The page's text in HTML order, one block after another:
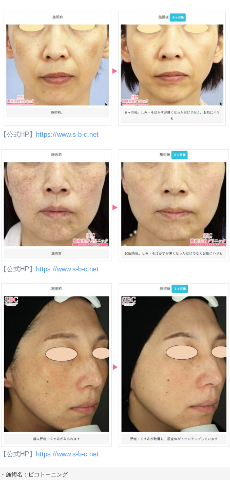
Googleマップ口コミ
女性
Googleマップ口コミ
女性
Googleマップ口コミ
【公式HP】 https://www.s-b-c.net
【公式HP】 https://www.s-b-c.net
【公式HP】 https://www.s-b-c.net
・施術名：ピコトーニング